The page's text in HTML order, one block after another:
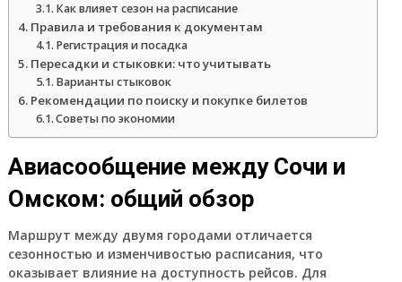
Как влияет сезон на расписание
Правила и требования к документам
Регистрaция и посадка
Пересадки и стыковки: что учитывать
Варианты стыковок
Рекомендации по поиску и покупке билетов
Советы по экономии
Авиасообщение между Сочи и
Омском: общий обзор
Маршрут между двумя городами отличается
сезонностью и изменчивостью расписания, что
оказывает влияние на доступность рейсов. Для